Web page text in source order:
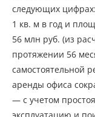
следующих
1 кв. м в год и
56 млн руб. (из
протяжении 56
самостоятельной
аренды офиса
— с учетом
эксплуатацию и